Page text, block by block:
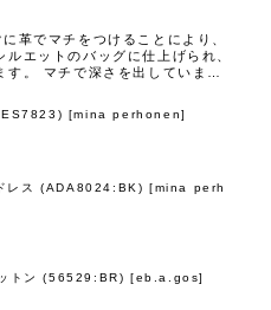
革でマチをつけることにより、
ルエットのバッグに仕上げられ、
す。 マチで深さを出していま…
[mina perhonen]
レス (ADA8024:BK) [mina perh
トン (56529:BR) [eb.a.gos]